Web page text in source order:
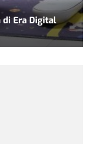
di Era Digital